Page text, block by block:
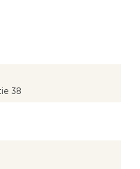
38